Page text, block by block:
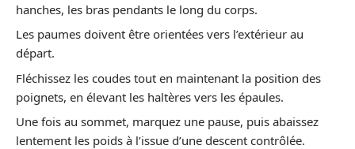
hanches, les bras pendants le long du corps.
Les paumes doivent être orientées vers l’extérieur au
départ.
Fléchissez les coudes tout en maintenant la position des
poignets, en élevant les haltères vers les épaules.
Une fois au sommet, marquez une pause, puis abaissez
lentement les poids à l’issue d’une descent contrôlée.